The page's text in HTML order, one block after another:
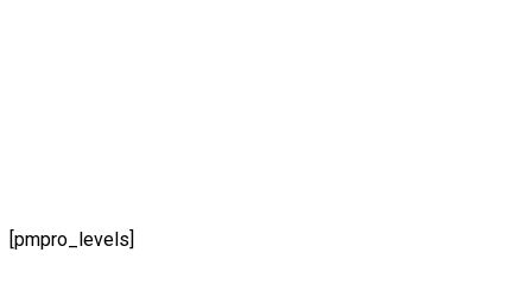
[pmpro_levels]